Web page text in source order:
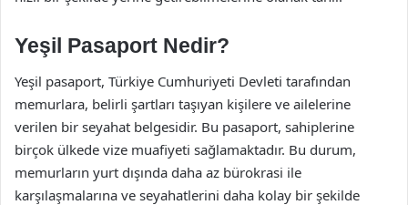
Yeşil Pasaport Nedir?
Yeşil pasaport, Türkiye Cumhuriyeti Devleti tarafından
memurlara, belirli şartları taşıyan kişilere ve ailelerine
verilen bir seyahat belgesidir. Bu pasaport, sahiplerine
birçok ülkede vize muafiyeti sağlamaktadır. Bu durum,
memurların yurt dışında daha az bürokrasi ile
karşılaşmalarına ve seyahatlerini daha kolay bir şekilde